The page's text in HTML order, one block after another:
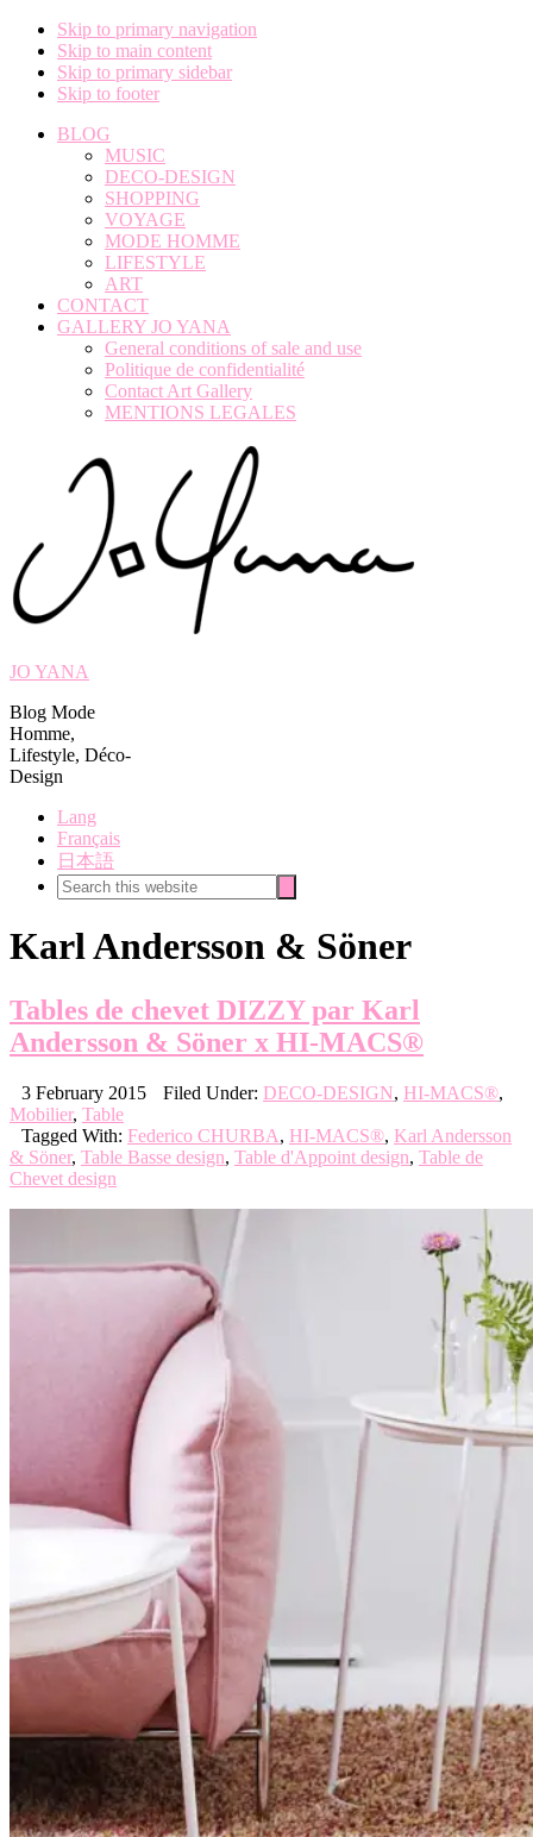
Skip to primary navigation
Skip to main content
Skip to primary sidebar
Skip to footer
BLOG
MUSIC
DECO-DESIGN
SHOPPING
VOYAGE
MODE HOMME
LIFESTYLE
ART
CONTACT
GALLERY JO YANA
General conditions of sale and use
Politique de confidentialité
Contact Art Gallery
MENTIONS LEGALES
JO YANA
Blog Mode
Homme,
Lifestyle, Déco-
Design
Lang
Français
日本語
Search
this
Karl Andersson & Söner
Tables de chevet DIZZY par Karl
Andersson & Söner x HI-MACS®
3 February 2015 Filed Under: DECO-DESIGN, HI-MACS®,
Mobilier, Table
Tagged With: Federico CHURBA, HI-MACS®, Karl Andersson
& Söner, Table Basse design, Table d'Appoint design, Table de
Chevet design